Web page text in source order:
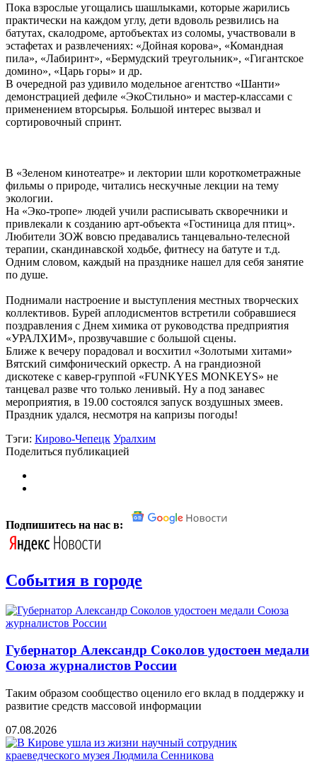
Пока взрослые угощались шашлыками, которые жарились
практически на каждом углу, дети вдоволь резвились на
батутах, скалодроме, артобъектах из соломы, участвовали в
эстафетах и развлечениях: «Дойная корова», «Командная
пила», «Лабиринт», «Бермудский треугольник», «Гигантское
домино», «Царь горы» и др.
В очередной раз удивило модельное агентство «Шанти»
демонстрацией дефиле «ЭкоСтильно» и мастер-классами с
применением вторсырья. Большой интерес вызвал и
сортировочный спринт.
В «Зеленом кинотеатре» и лектории шли короткометражные
фильмы о природе, читались нескучные лекции на тему
экологии.
На «Эко-тропе» людей учили расписывать скворечники и
привлекали к созданию арт-объекта «Гостиница для птиц».
Любители ЗОЖ вовсю предавались танцевально-телесной
терапии, скандинавской ходьбе, фитнесу на батуте и т.д.
Одним словом, каждый на празднике нашел для себя занятие
по душе.
Поднимали настроение и выступления местных творческих
коллективов. Бурей аплодисментов встретили собравшиеся
поздравления с Днем химика от руководства предприятия
«УРАЛХИМ», прозвучавшие с большой сцены.
Ближе к вечеру порадовал и восхитил «Золотыми хитами»
Вятский симфонический оркестр. А на грандиозной
дискотеке с кавер-группой «FUNKYES MONKEYS» не
танцевал разве что только ленивый. Ну а под занавес
мероприятия, в 19.00 состоялся запуск воздушных змеев.
Праздник удался, несмотря на капризы погоды!
Тэги: Кирово-Чепецк Уралхим
Поделиться публикацией
Подпишитесь на нас в:
События в городе
Губернатор Александр Соколов удостоен медали
Союза журналистов России
Таким образом сообщество оценило его вклад в поддержку и
развитие средств массовой информации
07.08.2026